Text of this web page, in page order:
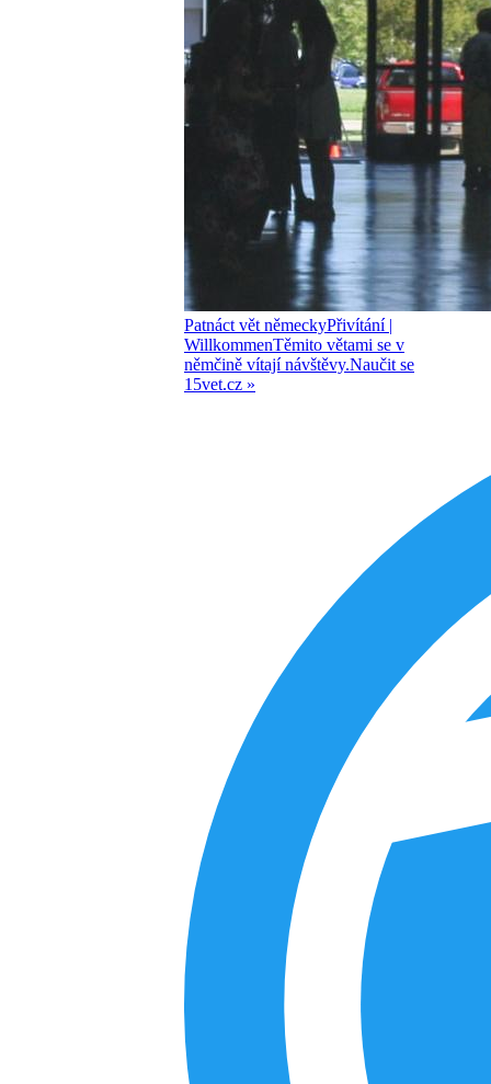
Patnáct vět německyPřivítání |
WillkommenTěmito větami se v
němčině vítají návštěvy.Naučit se
15vet.cz »